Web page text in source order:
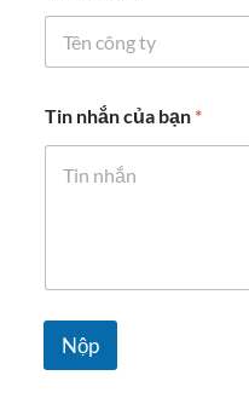
Tin nhắn của bạn *
Nộp